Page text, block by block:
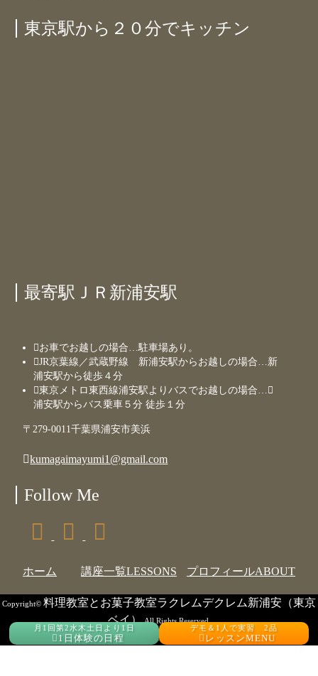
月1回第2水木土日より1日
1日体験の日程
デモ＆1人で実習 2品
レッスンMENU
東京駅から２０分でキッチン
最寄駅 ＪＲ新浦安駅
お車でお越しの場合…駐車場あり。
JR京葉線／武蔵野線 新浦安駅からお越しの場合…新
浦安駅から徒歩４分
東京メトロ東西線浦安駅よりバスでお越しの場合…
浦安駅からバス乗車５分 徒歩１分
〒279-0011千葉県浦安市美浜
kumagaimayumi1@gmail.com
Follow Me
ホーム 講座一覧LESSONS プロフィールABOUT
Copyright© 料理教室とお菓子教室ラクレムデクレム新浦安（東京
ベイ）All Rights Reserved.
《Web Design:Template-Party》